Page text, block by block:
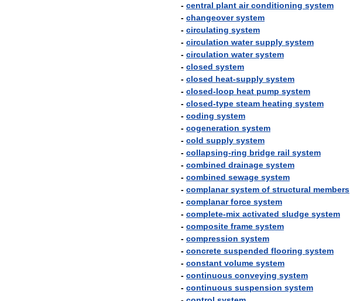
- central plant air conditioning system
- changeover system
- circulating system
- circulation water supply system
- circulation water system
- closed system
- closed heat-supply system
- closed-loop heat pump system
- closed-type steam heating system
- coding system
- cogeneration system
- cold supply system
- collapsing-ring bridge rail system
- combined drainage system
- combined sewage system
- complanar system of structural members
- complanar force system
- complete-mix activated sludge system
- composite frame system
- compression system
- concrete suspended flooring system
- constant volume system
- continuous conveying system
- continuous suspension system